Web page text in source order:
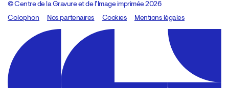
© Centre de la Gravure et de l’Image imprimée 2026
Colophon
Design:Marcel Kaczmarek, code:8080.studio
Nos partenaires Cookies Mentions légales